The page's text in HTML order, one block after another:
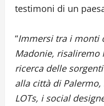
testimoni di un
“Immersi tra i monti
Madonie, risaliremo
ricerca delle
alla città di
LOTs, i social